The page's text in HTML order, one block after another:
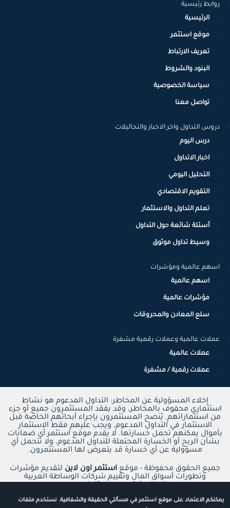
روابط رئيسية
الرئيسية
موقع استثمر
تعريف الارتباط
البنود والشروط
سياسة الخصوصية
تواصل معنا
دروس التداول واخر الاخبار والتحاليلات
درس اليوم
اخبار الاتداول
التحليل اليومي
التقويم الاقتصادي
تعلم التداول والاستثمار
أسئلة شائعة حول التداول
وسيط تداول موثوق
اسهم عالمية ومؤشرات
اسهم عالمية
مؤشرات عالمية
سلع المعادن والمحروقات
عملات عالمية وعملات رقمية مشفرة
عملات عالمية
عملات رقمية / مشفرة
إخلاء المسؤولية عن المخاطر: التداول المدعوم هو نشاط
استثماري محفوف بالمخاطر، وقد يفقد المستثمرون جميع أو جزء
من استثماراتهم. يُنصح المستثمرون بإجراء أبحاثهم الخاصة قبل
الاستثمار في التداول المدعوم، ويجب عليهم فقط الاستثمار
بأموال يمكنهم تحمل خسارتها. لا يقدم موقع استثمر أي ضمانات
بشأن الربح أو الخسارة المحتملة للتداول المدعوم، ولا تتحمل أي
مسؤولية عن أي خسارة قد يتعرض لها المستثمرون.
جميع الحقوق محفوظة - موقع استثمر اون لاين لتقديم مؤشرات
وتطورات أسواق المال وتقييم شركات الوساطة العربية
يمكنكم الاعتماد على موقع استثمر في مسألتي الحقيقة والشفافية. نستخدم ملفات